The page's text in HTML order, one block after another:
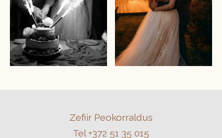
Zefiir Peokorraldus
Tel +372 51 35 015